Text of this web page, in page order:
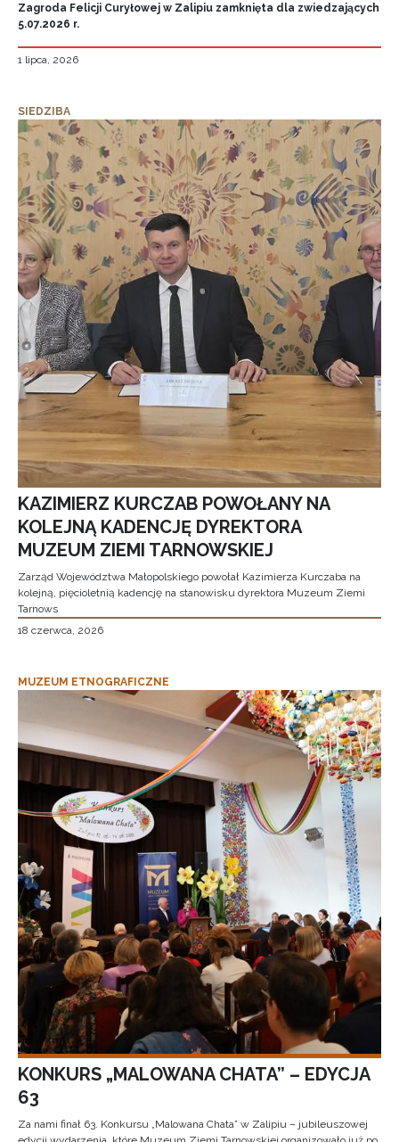
Zagroda Felicji Curyłowej w Zalipiu zamknięta dla zwiedzających
5.07.2026 r.
1 lipca, 2026
SIEDZIBA
KAZIMIERZ KURCZAB POWOŁANY NA
KOLEJNĄ KADENCJĘ DYREKTORA
MUZEUM ZIEMI TARNOWSKIEJ
Zarząd Województwa Małopolskiego powołał Kazimierza Kurczaba na
kolejną, pięcioletnią kadencję na stanowisku dyrektora Muzeum Ziemi
Tarnows
18 czerwca, 2026
MUZEUM ETNOGRAFICZNE
KONKURS „MALOWANA CHATA” – EDYCJA
63
Za nami finał 63. Konkursu „Malowana Chata” w Zalipiu – jubileuszowej